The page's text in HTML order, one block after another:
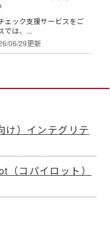
ェック支援サービスをご
では、...
06/29更新
け）インテグリテ
コパイロット）